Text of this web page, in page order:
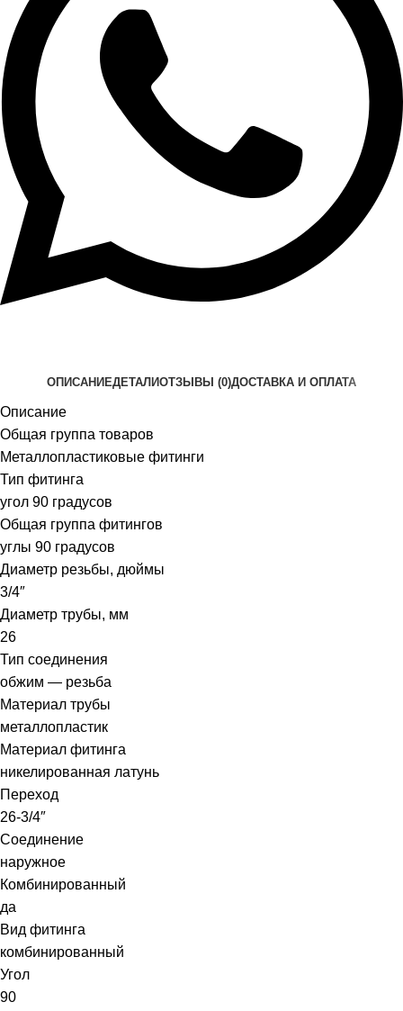
ОПИСАНИЕДЕТАЛИОТЗЫВЫ (0)ДОСТАВКА И ОПЛАТА
Описание
Общая группа товаров
Металлопластиковые фитинги
Тип фитинга
угол 90 градусов
Общая группа фитингов
углы 90 градусов
Диаметр резьбы, дюймы
3/4″
Диаметр трубы, мм
26
Тип соединения
обжим — резьба
Материал трубы
металлопластик
Материал фитинга
никелированная латунь
Переход
26-3/4″
Соединение
наружное
Комбинированный
да
Вид фитинга
комбинированный
Угол
90